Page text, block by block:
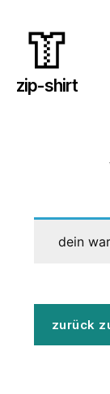
zip-
shirt
zip-shirt
dein
zurück